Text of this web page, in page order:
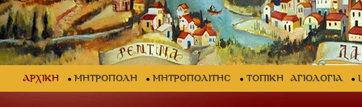
ΑΡΧΙΚΗ ΜΗΤΡΟΠΟΛΗ ΜΗΤΡΟΠΟΛΙΤΗΣ ΤΟΠΙΚΗ ΑΓΙΟΛΟΓΙΑ